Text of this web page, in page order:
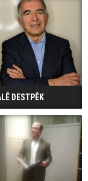
DESTPÊK